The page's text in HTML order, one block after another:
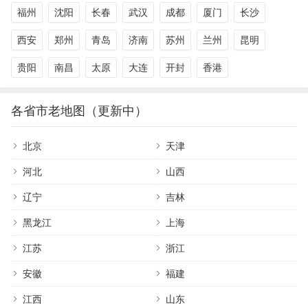
福州 沈阳 长春 武汉 成都 厦门 长沙
西安 郑州 青岛 济南 苏州 兰州 昆明
贵阳 南昌 太原 大连 开封 香港
各省市老地图（更新中）
北京 天津
河北 山西
辽宁 吉林
黑龙江 上海
江苏 浙江
安徽 福建
江西 山东